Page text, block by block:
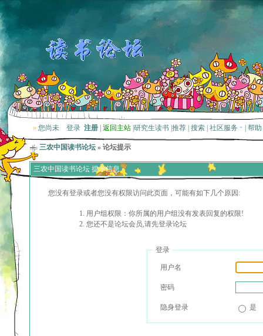
» 您尚未 登录 注册 返回主站 研究生读书 推荐 搜索 社区服务 帮助
三农中国读书论坛 » 论坛提示
三农中国读书论坛 提示信息
您没有登录或者您没有权限访问此页面，可能有如下几个原因:
用户组权限：你所属的用户组没有发表回复的权限!
您还不是论坛会员,请先登录论坛
登录
用户名
密码
隐身登录 是